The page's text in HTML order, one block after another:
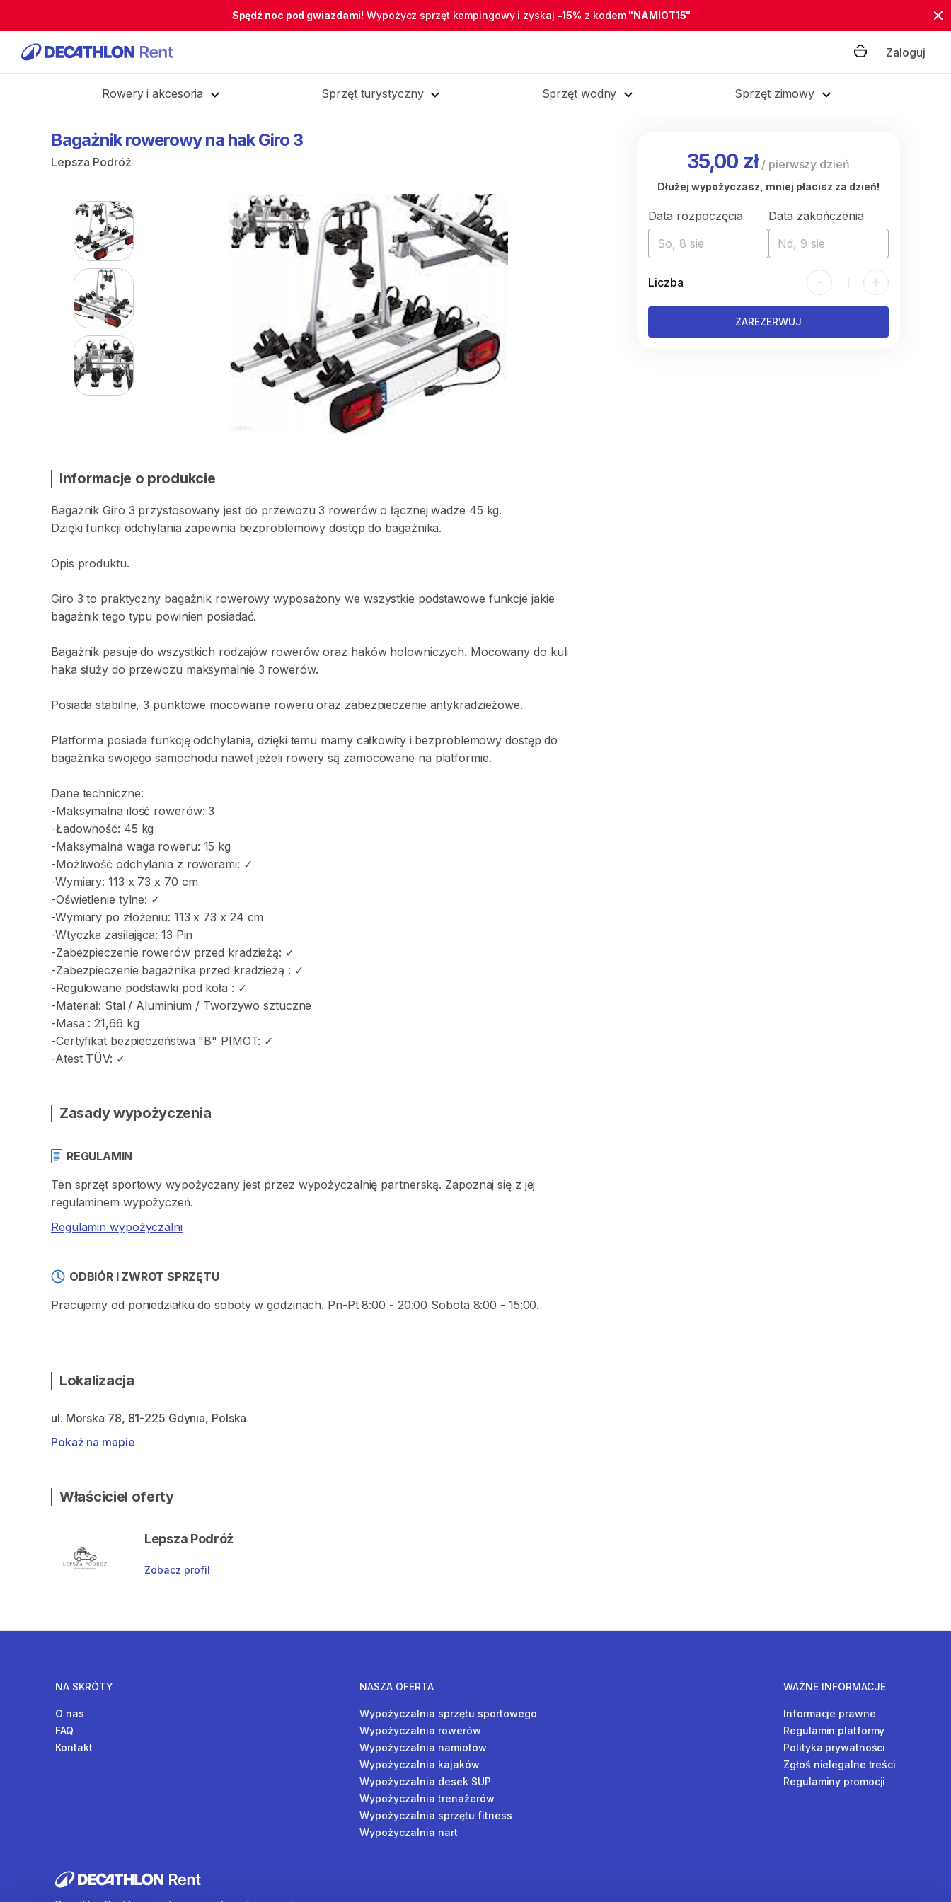
Spędź noc pod gwiazdami! Wypożycz sprzęt kempingowy i zyskaj -15% z kodem "NAMIOT15"
Zaloguj
Rowery i akcesoria Sprzęt turystyczny Sprzęt wodny Sprzęt zimowy
Bagażnik rowerowy na hak Giro 3
Lepsza Podróż
Informacje o produkcie
Bagażnik Giro 3 przystosowany jest do przewozu 3 rowerów o łącznej wadze 45 kg.
Dzięki funkcji odchylania zapewnia bezproblemowy dostęp do bagażnika.
Opis produktu.
Giro 3 to praktyczny bagażnik rowerowy wyposażony we wszystkie podstawowe funkcje jakie
bagażnik tego typu powinien posiadać.
Bagażnik pasuje do wszystkich rodzajów rowerów oraz haków holowniczych. Mocowany do kuli
haka służy do przewozu maksymalnie 3 rowerów.
Posiada stabilne​,​ 3 punktowe mocowanie roweru oraz zabezpieczenie antykradzieżowe.
Platforma posiada funkcję odchylania​,​ dzięki temu mamy całkowity i bezproblemowy dostęp do
bagażnika swojego samochodu nawet jeżeli rowery są zamocowane na platformie.
Dane techniczne:
-Maksymalna ilość rowerów: 3
-Ładowność: 45 kg
-Maksymalna waga roweru: 15 kg
-Możliwość odchylania z rowerami: ✓
-Wymiary: 113 x 73 x 70 cm
-Oświetlenie tylne: ✓
-Wymiary po złożeniu: 113 x 73 x 24 cm
-Wtyczka zasilająca: 13 Pin
-Zabezpieczenie rowerów przed kradzieżą: ✓
-Zabezpieczenie bagażnika przed kradzieżą : ✓
-Regulowane podstawki pod koła : ✓
-Materiał: Stal ​/​ Aluminium ​/​ Tworzywo sztuczne
-Masa : 21​,​66 kg
-Certyfikat bezpieczeństwa "B" PIMOT: ✓
-Atest TÜV: ✓
Zasady wypożyczenia
REGULAMIN
Ten sprzęt sportowy wypożyczany jest przez wypożyczalnię partnerską. Zapoznaj się z jej
regulaminem wypożyczeń.
Regulamin wypożyczalni
ODBIÓR I ZWROT SPRZĘTU
Pracujemy od poniedziałku do soboty w godzinach. Pn-Pt 8:00 - 20:00 Sobota 8:00 - 15:00.
Lokalizacja
ul. Morska 78, 81-225 Gdynia, Polska
Pokaż na mapie
Właściciel oferty
Lepsza Podróż
Zobacz profil
35,00 zł/ pierwszy dzień
Dłużej wypożyczasz, mniej płacisz za dzień!
Data rozpoczęcia
So, 8 sie
Data zakończenia
Nd, 9 sie
Liczba - 1 +
ZAREZERWUJ
NA SKRÓTY
O nas
FAQ
Kontakt
NASZA OFERTA
Wypożyczalnia sprzętu sportowego
Wypożyczalnia rowerów
Wypożyczalnia namiotów
Wypożyczalnia kajaków
Wypożyczalnia desek SUP
Wypożyczalnia trenażerów
Wypożyczalnia sprzętu fitness
Wypożyczalnia nart
WAŻNE INFORMACJE
Informacje prawne
Regulamin platformy
Polityka prywatności
Zgłoś nielegalne treści
Regulaminy promocji